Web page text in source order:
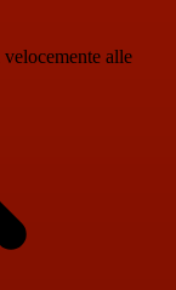
alle